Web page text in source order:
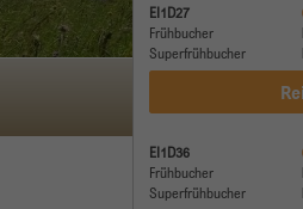
EI1D27
Frühbucher
Superfrühbucher
EI1D36
Frühbucher
Superfrühbucher